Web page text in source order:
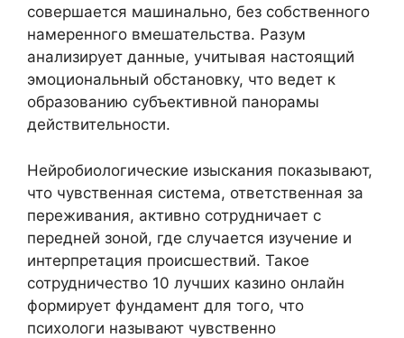
совершается машинально, без собственного
намеренного вмешательства. Разум
анализирует данные, учитывая настоящий
эмоциональный обстановку, что ведет к
образованию субъективной панорамы
действительности.
Нейробиологические изыскания показывают,
что чувственная система, ответственная за
переживания, активно сотрудничает с
передней зоной, где случается изучение и
интерпретация происшествий. Такое
сотрудничество 10 лучших казино онлайн
формирует фундамент для того, что
психологи называют чувственно